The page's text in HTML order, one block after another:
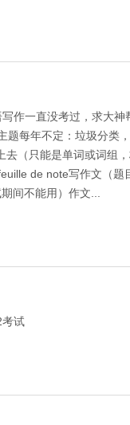
作一直没考过，求大
每年不定：垃圾分类
（只能是单词或词组
de note写作文（题
间不能用）作文...
考试